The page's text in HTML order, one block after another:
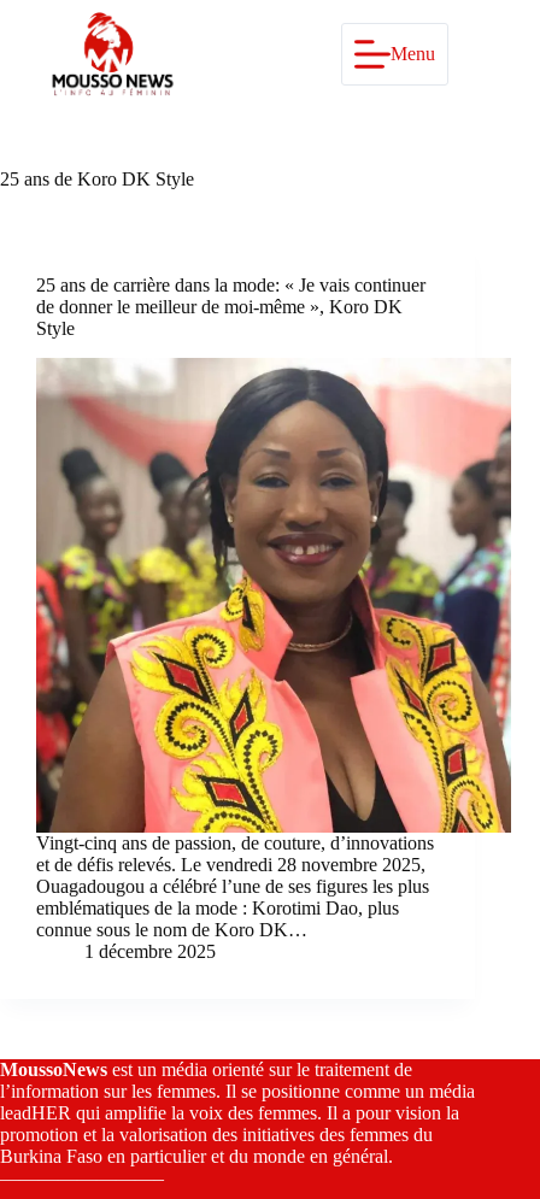
Menu
25 ans de Koro DK Style
25 ans de carrière dans la mode: « Je vais continuer
de donner le meilleur de moi-même », Koro DK
Style
Vingt-cinq ans de passion, de couture, d’innovations
et de défis relevés. Le vendredi 28 novembre 2025,
Ouagadougou a célébré l’une de ses figures les plus
emblématiques de la mode : Korotimi Dao, plus
connue sous le nom de Koro DK…
1 décembre 2025
MoussoNews est un média orienté sur le traitement de
l’information sur les femmes. Il se positionne comme un média
leadHER qui amplifie la voix des femmes. Il a pour vision la
promotion et la valorisation des initiatives des femmes du
Burkina Faso en particulier et du monde en général.
————————–